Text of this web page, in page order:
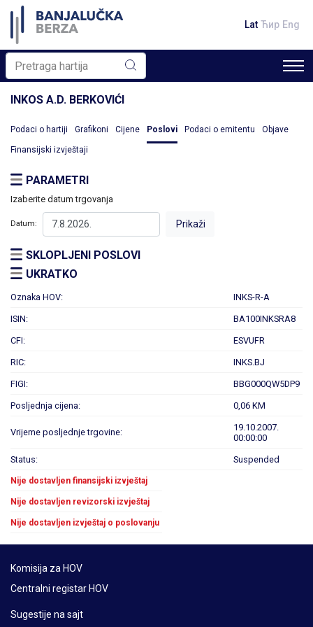
Lat Ћир Eng
INKOS A.D. BERKOVIĆI
Podaci o hartiji Grafikoni Cijene Poslovi Podaci o emitentu Objave
Finansijski izvještaji
PARAMETRI
Izaberite datum trgovanja
Datum:
SKLOPLJENI POSLOVI
UKRATKO
Oznaka HOV: INKS-R-A
ISIN: BA100INKSRA8
CFI: ESVUFR
RIC: INKS.BJ
FIGI: BBG000QW5DP9
Posljednja cijena: 0,06 KM
Vrijeme posljednje trgovine:
19.10.2007.
00:00:00
Status: Suspended
Nije dostavljen finansijski izvještaj
Nije dostavljen revizorski izvještaj
Nije dostavljen izvještaj o poslovanju
Komisija za HOV
Centralni registar HOV
Sugestije na sajt